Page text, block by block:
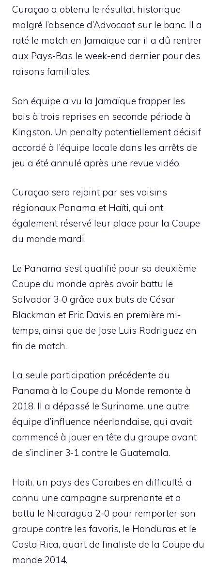
Curaçao a obtenu le résultat historique
malgré l’absence d’Advocaat sur le banc. Il a
raté le match en Jamaïque car il a dû rentrer
aux Pays-Bas le week-end dernier pour des
raisons familiales.
Son équipe a vu la Jamaïque frapper les
bois à trois reprises en seconde période à
Kingston. Un penalty potentiellement décisif
accordé à l’équipe locale dans les arrêts de
jeu a été annulé après une revue vidéo.
Curaçao sera rejoint par ses voisins
régionaux Panama et Haïti, qui ont
également réservé leur place pour la Coupe
du monde mardi.
Le Panama s’est qualifié pour sa deuxième
Coupe du monde après avoir battu le
Salvador 3-0 grâce aux buts de César
Blackman et Eric Davis en première mi-
temps, ainsi que de Jose Luis Rodriguez en
fin de match.
La seule participation précédente du
Panama à la Coupe du Monde remonte à
2018. Il a dépassé le Suriname, une autre
équipe d’influence néerlandaise, qui avait
commencé à jouer en tête du groupe avant
de s’incliner 3-1 contre le Guatemala.
Haïti, un pays des Caraïbes en difficulté, a
connu une campagne surprenante et a
battu le Nicaragua 2-0 pour remporter son
groupe contre les favoris, le Honduras et le
Costa Rica, quart de finaliste de la Coupe du
monde 2014.